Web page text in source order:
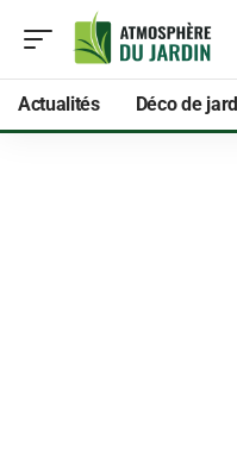
Actualités Déco de